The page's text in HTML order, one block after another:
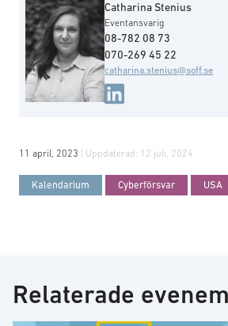
Catharina Stenius
Eventansvarig
08-782 08 73
070-269 45 22
catharina.stenius@soff.se
11 april, 2023 | Uppdaterad: 12 juli, 2024
Kalendarium Cyberförsvar USA
Relaterade